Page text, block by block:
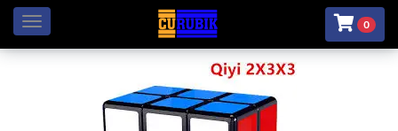
Menú 0